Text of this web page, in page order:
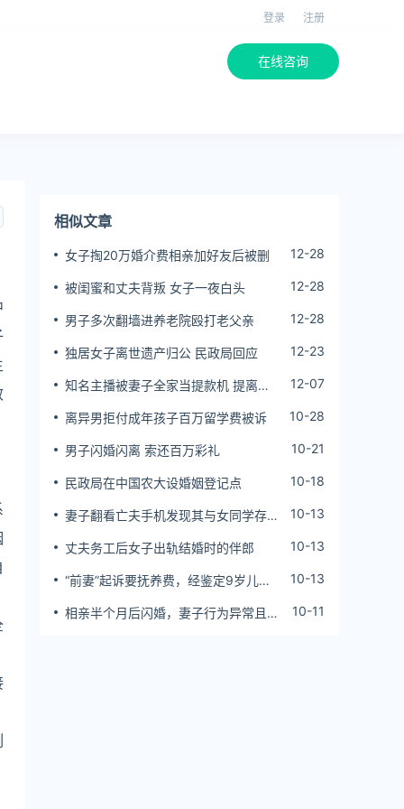
登录 注册
在线咨询
相似文章
女子掏20万婚介费相亲加好友后被删 12-28
被闺蜜和丈夫背叛 女子一夜白头 12-28
男子多次翻墙进养老院殴打老父亲 12-28
独居女子离世遗产归公 民政局回应 12-23
知名主播被妻子全家当提款机 提离婚
12-07
离异男拒付成年孩子百万留学费被诉 10-28
男子闪婚闪离 索还百万彩礼 10-21
民政局在中国农大设婚姻登记点 10-18
妻子翻看亡夫手机发现其与女同学存婚
10-13
丈夫务工后女子出轨结婚时的伴郎 10-13
“前妻”起诉要抚养费，经鉴定9岁儿子
10-13
相亲半个月后闪婚，妻子行为异常且持
10-11